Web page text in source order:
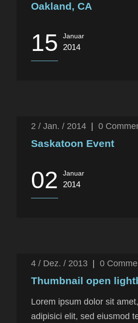
Oakland, CA
15 Januar
2014
2 / Jan. / 2014 0
Saskatoon Event
02 Januar
2014
4 / Dez. / 2013 0
Thumbnail open
Lorem ipsum dolor sit
adipisici elit, sed eiusmod